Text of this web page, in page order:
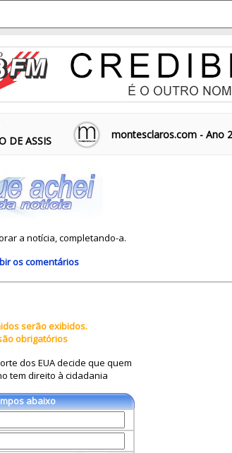
DE ASSIS
montesclaros.com - Ano
a notícia, completando-a.
os comentários
serão exibidos.
obrigatórios
dos EUA decide que quem
tem direito à cidadania
abaixo